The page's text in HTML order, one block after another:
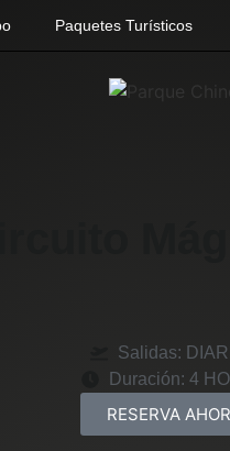
Paquetes Turísticos
Salidas:
Duración: 4
RESERVA